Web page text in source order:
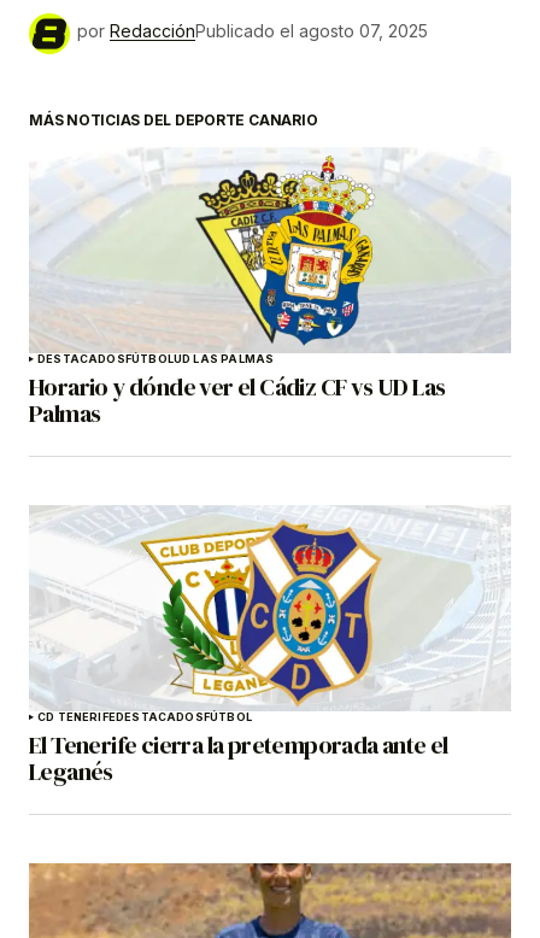
por RedacciónPublicado el agosto 07, 2025
MÁS NOTICIAS DEL DEPORTE CANARIO
DESTACADOSFÚTBOLUD LAS PALMAS
Horario y dónde ver el Cádiz CF vs UD Las
Palmas
CD TENERIFEDESTACADOSFÚTBOL
El Tenerife cierra la pretemporada ante el
Leganés